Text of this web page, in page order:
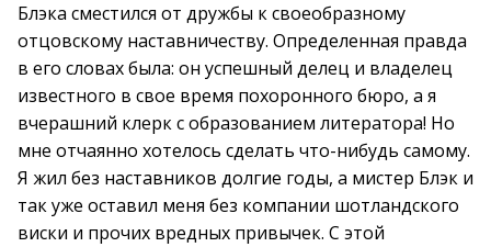
Блэка сместился от дружбы к своеобразному
отцовскому наставничеству. Определенная правда
в его словах была: он успешный делец и владелец
известного в свое время похоронного бюро, а я
вчерашний клерк с образованием литератора! Но
мне отчаянно хотелось сделать что-нибудь самому.
Я жил без наставников долгие годы, а мистер Блэк и
так уже оставил меня без компании шотландского
виски и прочих вредных привычек. С этой